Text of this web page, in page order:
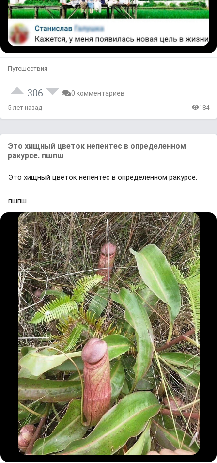
Путешествия
306 0 комментариев
5 лет назад 184
Это хищный цветок непентес в определенном
ракурсе. пшпш
Это хищный цветок непентес в определенном ракурсе.
пшпш